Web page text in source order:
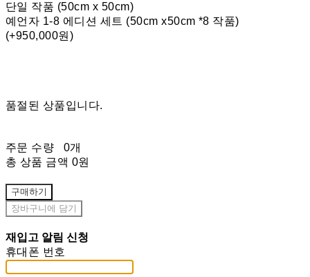
단일 작품 (50cm x 50cm)
예언자 1-8 에디션 세트 (50cm x50cm *8 작품)
(+950,000원)
품절된 상품입니다.
주문 수량
0개
총 상품 금액 0원
구매하기
장바구니에 담기
재입고 알림 신청
휴대폰 번호